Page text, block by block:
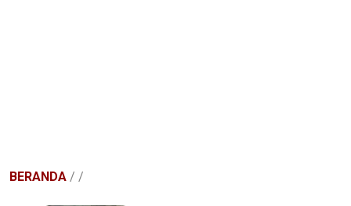
BERANDA / /